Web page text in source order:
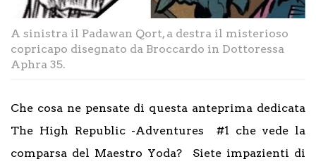
A sinistra il Padawan Qort, a destra il misterioso
copricapo disegnato da Broccardo in Dottoressa
Aphra 35.
Che cosa ne pensate di questa anteprima dedicata
The High Republic -Adventures #1 che vede la
comparsa del Maestro Yoda? Siete impazienti di